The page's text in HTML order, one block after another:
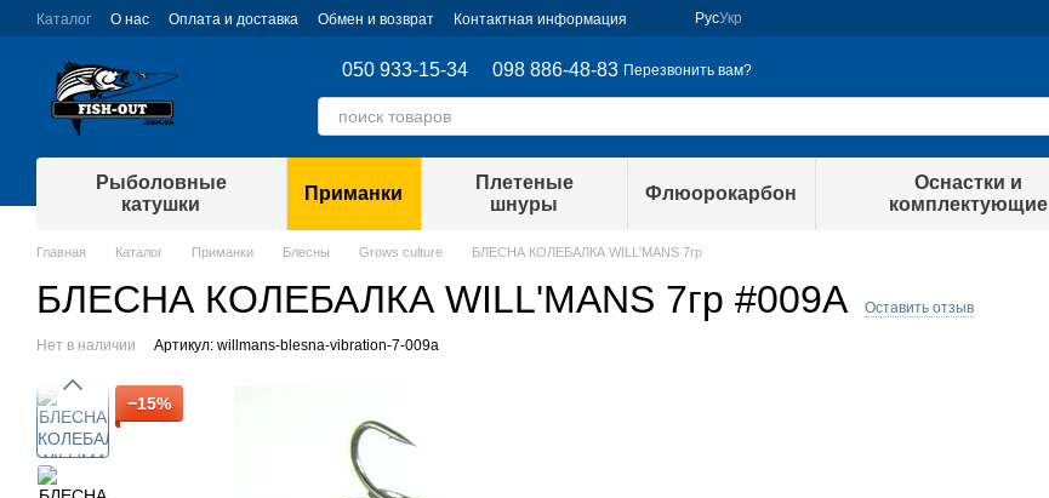
Перейти к основному контенту
Каталог О нас Оплата и доставка Обмен и возврат Контактная информация РусУкр
050 933-15-34 098 886-48-83 Перезвонить вам?
Рыболовные
катушки
Приманки
Плетеные
шнуры
Флюорокарбон
Оснастки и
комплектующие
Главная Каталог Приманки Блесны Grows culture БЛЕСНА КОЛЕБАЛКА WILL'MANS 7гр
БЛЕСНА КОЛЕБАЛКА WILL'MANS 7гр #009A Оставить отзыв
Нет в наличии Артикул: willmans-blesna-vibration-7-009а
−15%